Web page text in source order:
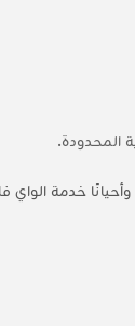
وأحيانًا خدمة